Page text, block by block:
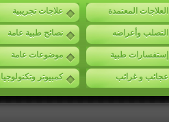
العلاجات المعتمدة علاجات تجريبية
التصلب وأعراضه نصائح طبية عامة
إستفسارات طبية موضوعات عامة
عجائب و غرائب كمبيوتر وتكنولوجيا